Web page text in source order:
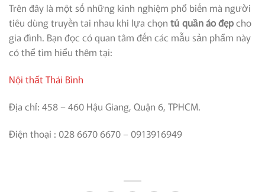
Trên đây là một số những kinh nghiệm phổ biến mà người
tiêu dùng truyền tai nhau khi lựa chọn tủ quần áo đẹpcho
gia đình. Bạn đọc có quan tâm đến các mẫu sản phẩm này
có thể tìm hiểu thêm tại:
Nội thất Thái Bình
Địa chỉ: 458 – 460 Hậu Giang, Quận 6, TPHCM.
Điện thoại : 028 6670 6670 – 0913916949